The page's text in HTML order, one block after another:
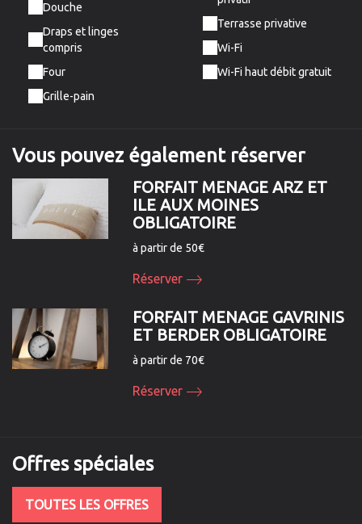
Douche
Draps et linges
compris
Four
Grille-pain
Terrasse privative
Wi-Fi
Wi-Fi haut débit gratuit
Vous pouvez également réserver
FORFAIT MENAGE ARZ ET
ILE AUX MOINES
OBLIGATOIRE
à partir de 50€
Réserver
FORFAIT MENAGE GAVRINIS
ET BERDER OBLIGATOIRE
à partir de 70€
Réserver
Offresspéciales
TOUTES LES OFFRES